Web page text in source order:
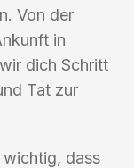
Von der
in
dich Schritt
Tat zur
wichtig, dass